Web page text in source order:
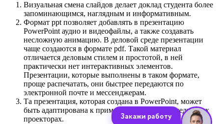
Визуальная смена слайдов делает доклад студента более
запоминающимся, наглядным и информативным.
Формат ppt позволяет добавлять в презентацию
PowerPoint аудио и видеофайлы, а также создавать
несложную анимацию. В деловой среде презентации
чаще создаются в формате pdf. Такой материал
отличается деловым стилем и простотой, в ней
практически нет интерактивных элементов.
Презентации, которые выполнены в таком формате,
проще распечатать, они быстрее передаются по
электронной почте и мессенджерам.
Та презентация, которая создана в PowerPoint, может
быть адаптирована к применению на мультимедийных
проекторах.